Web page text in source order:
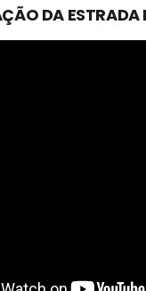
DA ESTRADA